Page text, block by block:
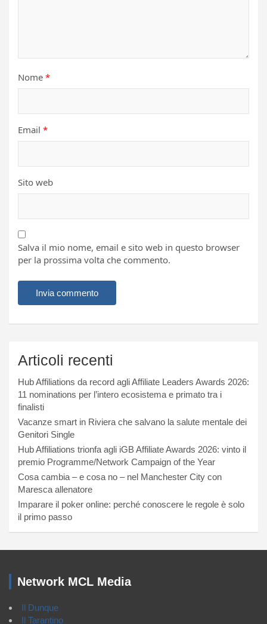
Nome *
Email *
Sito web
Salva il mio nome, email e sito web in questo browser
per la prossima volta che commento.
Articoli recenti
Hub Affiliations da record agli Affiliate Leaders Awards 2026:
11 nominations per l’intero ecosistema e primato tra i
finalisti
Vacanze smart in Riviera che salvano la salute mentale dei
Genitori Single
Hub Affiliations trionfa agli iGB Affiliate Awards 2026: vinto il
premio Programme/Network Campaign of the Year
Cosa cambia – e cosa no – nel Manchester City con
Maresca allenatore
Imparare il poker online: perché conoscere le regole è solo
il primo passo
Network MCL Media
Il Dunque
Il Tarantino